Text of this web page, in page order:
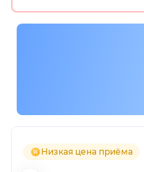
Низкая цена приёма